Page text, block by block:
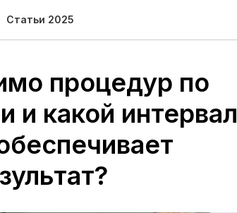
Статьи 2025
процедур по
и какой интервал